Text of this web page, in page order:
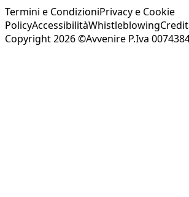
Termini e CondizioniPrivacy e Cookie
PolicyAccessibilitàWhistleblowing
Copyright 2026 ©Avvenire P.Iva